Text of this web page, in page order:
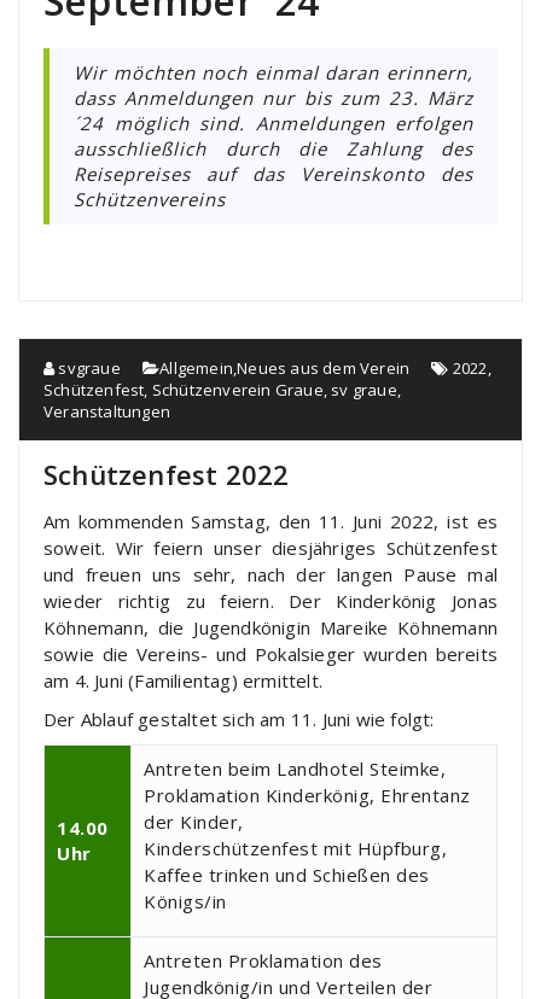
Wir möchten noch einmal daran erinnern,
dass Anmeldungen nur bis zum 23. März
´24 möglich sind. Anmeldungen erfolgen
ausschließlich durch die Zahlung des
Reisepreises auf das Vereinskonto des
Schützenvereins
svgraue Allgemein,Neues aus dem Verein 2022,
Schützenfest, Schützenverein Graue, sv graue,
Veranstaltungen
Schützenfest 2022
Am kommenden Samstag, den 11. Juni 2022, ist es
soweit. Wir feiern unser diesjähriges Schützenfest
und freuen uns sehr, nach der langen Pause mal
wieder richtig zu feiern. Der Kinderkönig Jonas
Köhnemann, die Jugendkönigin Mareike Köhnemann
sowie die Vereins- und Pokalsieger wurden bereits
am 4. Juni (Familientag) ermittelt.
Der Ablauf gestaltet sich am 11. Juni wie folgt:
14.00
Uhr
Antreten beim Landhotel Steimke,
Proklamation Kinderkönig, Ehrentanz
der Kinder,
Kinderschützenfest mit Hüpfburg,
Kaffee trinken und Schießen des
Königs/in
Antreten Proklamation des
Jugendkönig/in und Verteilen der